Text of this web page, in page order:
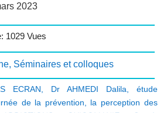
2023
1029 Vues
, Séminaires et colloques
ECRAN Dr AHMEDI Dalila
étude
de la prévention
la perception des